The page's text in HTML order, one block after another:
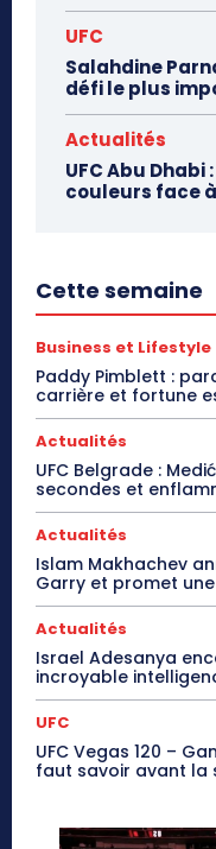
UFC
Salahdine
défi le plus
Actualités
UFC Abu
couleurs face
Cette semaine
Business et Lifestyle
Paddy Pimblett :
carrière et fortune
Actualités
UFC Belgrade :
secondes et
Actualités
Islam Makhachev
Garry et promet
Actualités
Israel Adesanya
incroyable
UFC
UFC Vegas 120 –
faut savoir avant la